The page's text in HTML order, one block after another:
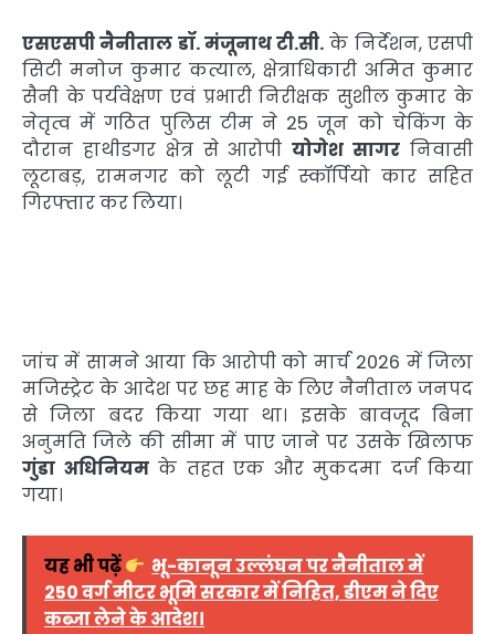
एसएसपी नैनीताल डॉ. मंजूनाथ टी.सी. के निर्देशन, एसपी
सिटी मनोज कुमार कत्याल, क्षेत्राधिकारी अमित कुमार
सैनी के पर्यवेक्षण एवं प्रभारी निरीक्षक सुशील कुमार के
नेतृत्व में गठित पुलिस टीम ने 25 जून को चेकिंग के
दौरान हाथीडगर क्षेत्र से आरोपीयोगेश सागर निवासी
लूटाबड़, रामनगर को लूटी गई स्कॉर्पियो कार सहित
गिरफ्तार कर लिया।
जांच में सामने आया कि आरोपी को मार्च 2026 में जिला
मजिस्ट्रेट के आदेश पर छह माह के लिए नैनीताल जनपद
से जिला बदर किया गया था। इसके बावजूद बिना
अनुमति जिले की सीमा में पाए जाने पर उसके खिलाफ
गुंडा अधिनियमके तहत एक और मुकदमा दर्ज किया
गया।
यह भी पढ़ें
भू-कानून उल्लंघन पर नैनीताल में
250 वर्ग मीटर भूमि सरकार में निहित, डीएम ने दिए
कब्जा लेने के आदेश।